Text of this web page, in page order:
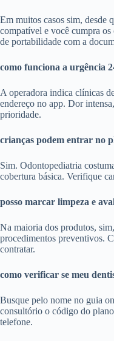
Em muitos casos sim, desde
compatível e você cumpra
de portabilidade com a
como funciona a urgência
A operadora indica clínicas
endereço no app. Dor
prioridade.
crianças podem entrar no
Sim. Odontopediatria
cobertura básica. Verifique
posso marcar limpeza e
Na maioria dos produtos,
procedimentos preventivos.
contratar.
como verificar se meu
Busque pelo nome no guia
consultório o código do
telefone.